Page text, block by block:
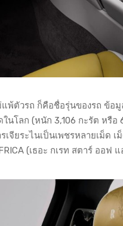
พ้ตัวรถ ก็คือชื่อรุ่นของรถ ข้อมู
นโลก (หนัก 3,106 กะรัต หรือ
เจียระไนเป็นเพชรหลายเม็ด
(เธอะ กเรท สตาร์ ออ